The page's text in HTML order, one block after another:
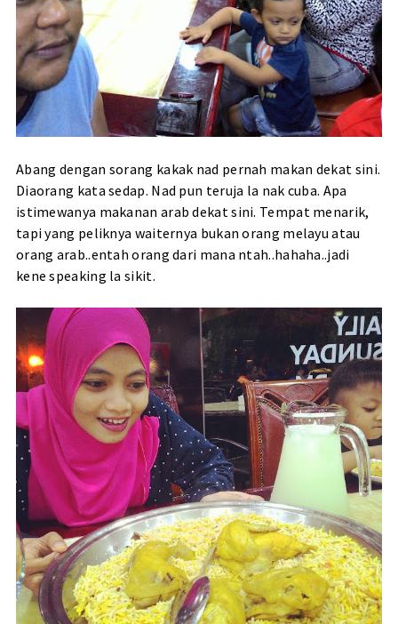
Abang dengan sorang kakak nad pernah makan dekat sini.
Diaorang kata sedap. Nad pun teruja la nak cuba. Apa
istimewanya makanan arab dekat sini. Tempat menarik,
tapi yang peliknya waiternya bukan orang melayu atau
orang arab..entah orang dari mana ntah..hahaha..jadi
kene speaking la sikit.